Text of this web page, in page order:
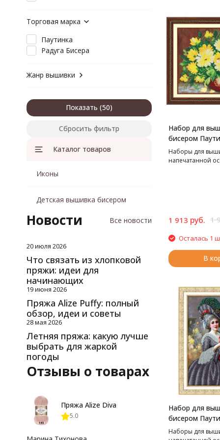
Набор для
бисером
Ноготки,
Наборы для
напечатанной
1 913 руб. 1
Осталась 1
В
Набор для
бисером
Барышни на
Наборы для
Торговая марка
Паутинка
Радуга Бисера
Жанр вышивки
Показать
Сбросить фильтр
Каталог товаров
Иконы
Детская вышивка бисером
Новости Все новости
20 июля 2026
Что связать из хлопковой
пряжи: идеи для
начинающих
19 июня 2026
Пряжа Alize Puffy: полный
обзор, идеи и советы
28 мая 2026
Летняя пряжа: какую лучше
выбрать для жаркой
погоды
Отзывы о товарах
Пряжа Alize Diva
5.0